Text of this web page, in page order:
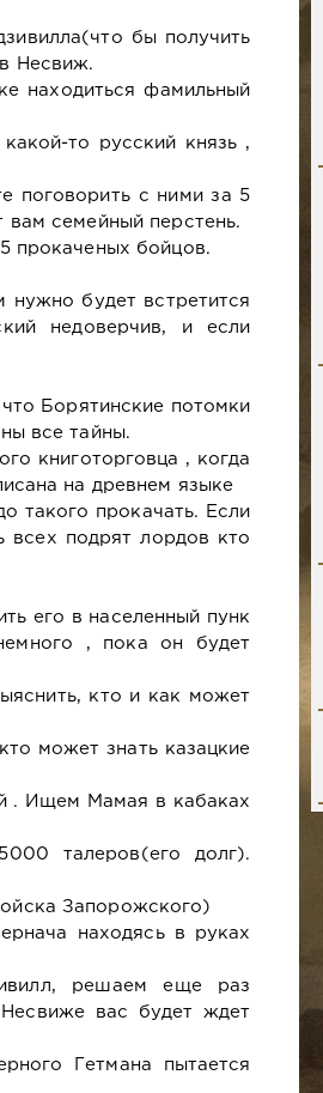
бы получить
Несвиж.
находиться фамильный
то русский князь ,
поговорить с ними за 5
вам семейный перстень.
прокаченых бойцов.
будет встретится
недоверчив, и если
Борятинские потомки
все тайны.
книготорговца , когда
на древнем языке
такого прокачать. Если
всех подрят лордов кто
его в населенный пунк
, пока он будет
кто и как может
может знать казацкие
. Ищем Мамая в кабаках
талеров(его долг).
Запорожского)
находясь в руках
решаем еще раз
вас будет ждет
Гетмана пытается